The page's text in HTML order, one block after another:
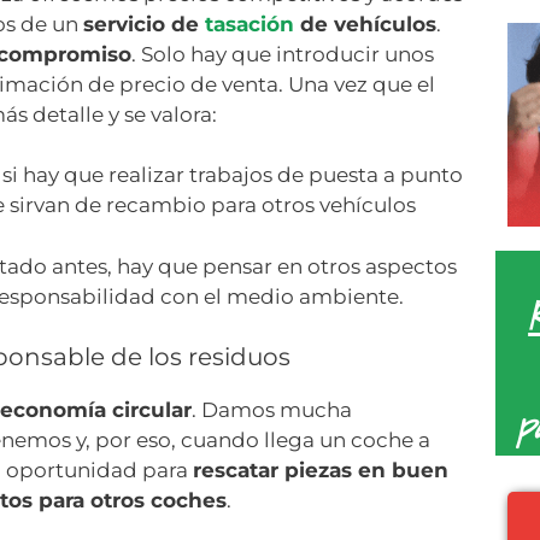
de un servicio de tasación de vehículos.
. Solo hay que introducir unos
de precio de venta. Una vez que el
detalle y se valora:
hay que realizar trabajos de puesta a punto
sirvan de recambio para otros vehículos
antes, hay que pensar en otros aspectos
con el medio ambiente.
de los residuos
circular. Damos mucha
y, por eso, cuando llega un coche a
oportunidad para rescatar piezas en buen
para otros coches.